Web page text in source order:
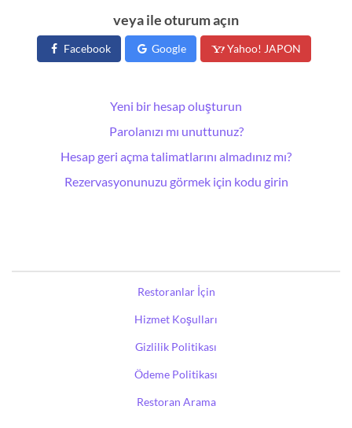
veya ile oturum açın
Facebook Google Yahoo! JAPON
Yeni bir hesap oluşturun
Parolanızı mı unuttunuz?
Hesap geri açma talimatlarını almadınız mı?
Rezervasyonunuzu görmek için kodu girin
Restoranlar İçin
Hizmet Koşulları
Gizlilik Politikası
Ödeme Politikası
Restoran Arama